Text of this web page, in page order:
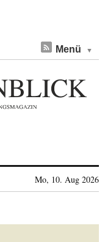
Menü
Mo, 10. Aug 2026